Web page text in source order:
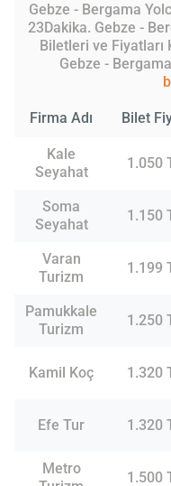
Gebze - Bergama
23Dakika. Gebze -
Biletleri ve Fiyatları
Gebze -
Firma Adı Bilet
Kale
Seyahat
1.050
Soma
Seyahat
1.150
Varan
Turizm
1.199
Pamukkale
Turizm
1.250
Kamil Koç 1.320
Efe Tur 1.320
Metro
1.500